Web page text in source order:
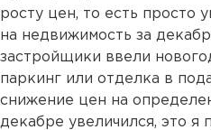
росту цен, то есть просто
на недвижимость за
застройщики ввели
паркинг или отделка в
снижение цен на
декабре увеличился, это я